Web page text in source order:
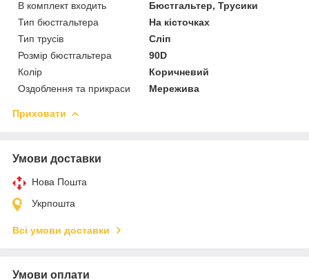
В комплект входить
Бюстгальтер, Трусики
Тип бюстгальтера
На кісточках
Тип трусів
Сліп
Розмір бюстгальтера
90D
Колір
Коричневий
Оздоблення та прикраси
Мережива
Приховати
Умови доставки
Нова Пошта
Укрпошта
Всі умови доставки
Умови оплати